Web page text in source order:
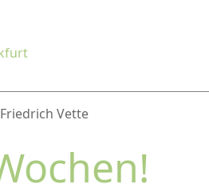
Vette